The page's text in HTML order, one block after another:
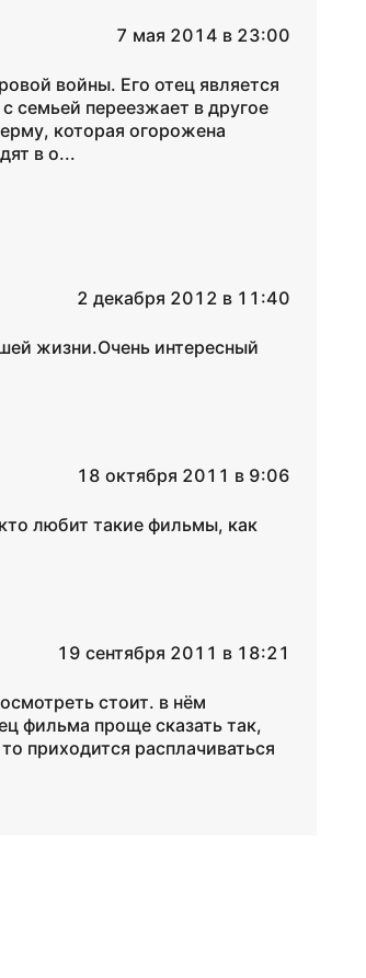
7 мая 2014 в 23:00
войны. Его отец является
семьей переезжает в другое
которая огорожена
в о...
2 декабря 2012 в 11:40
жизни.Очень интересный
18 октября 2011 в 9:06
любит такие фильмы, как
19 сентября 2011 в 18:21
стоит. в нём
фильма проще сказать так,
приходится расплачиваться